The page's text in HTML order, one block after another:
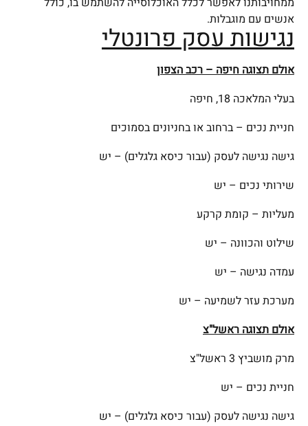
אנשים עם מוגבלות.
נגישות עסק פרונטלי
אולם תצוגה חיפה – רכב הצפון
בעלי המלאכה 18, חיפה
חניית נכים – ברחוב או בחניונים בסמוכים
גישה נגישה לעסק (עבור כיסא גלגלים) – יש
שירותי נכים – יש
מעליות – קומת קרקע
שילוט והכוונה – יש
עמדה נגישה – יש
מערכת עזר לשמיעה – יש
אולם תצוגה ראשל"צ
מרק מושביץ 3 ראשל"צ
חניית נכים – יש
גישה נגישה לעסק (עבור כיסא גלגלים) – יש